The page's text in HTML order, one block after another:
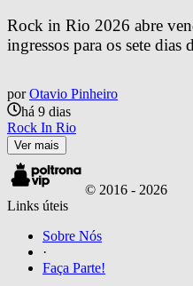
Rock in Rio 2026 abre
ingressos para os sete dias
por Otavio Pinheiro
há 9 dias
Rock In Rio
Ver mais
© 2016 - 2026
Links úteis
Sobre Nós
·
Faça Parte!